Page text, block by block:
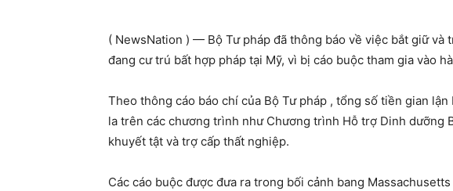
( NewsNation ) — Bộ Tư pháp đã thông báo về việc bắt giữ và
đang cư trú bất hợp pháp tại Mỹ, vì bị cáo buộc tham gia vào
Theo thông cáo báo chí của Bộ Tư pháp , tổng số tiền gian
la trên các chương trình như Chương trình Hỗ trợ Dinh dưỡng
khuyết tật và trợ cấp thất nghiệp.
Các cáo buộc được đưa ra trong bối cảnh bang